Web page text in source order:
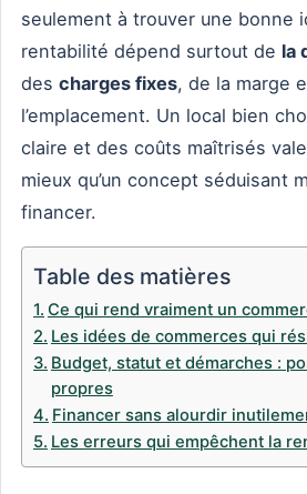
seulement à trouver une bonne
rentabilité dépend surtout de la
des charges fixes, de la marge
l’emplacement. Un local bien
claire et des coûts maîtrisés
mieux qu’un concept séduisant
financer.
Table des matières
Ce qui rend vraiment un
Les idées de commerces qui
Budget, statut et démarches :
propres
Financer sans alourdir
Les erreurs qui empêchent la